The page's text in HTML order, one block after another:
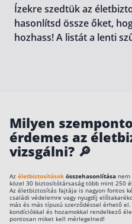
Nyugdíj
KATA
Ízekre szedtük az
hasonlítsd össze őket,
hozhass! A listát a lenti
Milyen
érdemes az
vizsgálni? 🔎
Az életbiztosítások összehasonlítása nem
közel 30 biztosítótársaság több mint 250
Az életbiztosítás fajtája is nagyon fontos
családi védelemre vagy nyugdíj
más és más típusú szerződéssel érhető
kondíciókkal és hozamokkal rendelkező
pontosan miket kell mérlegelned!